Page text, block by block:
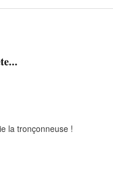
la tronçonneuse !